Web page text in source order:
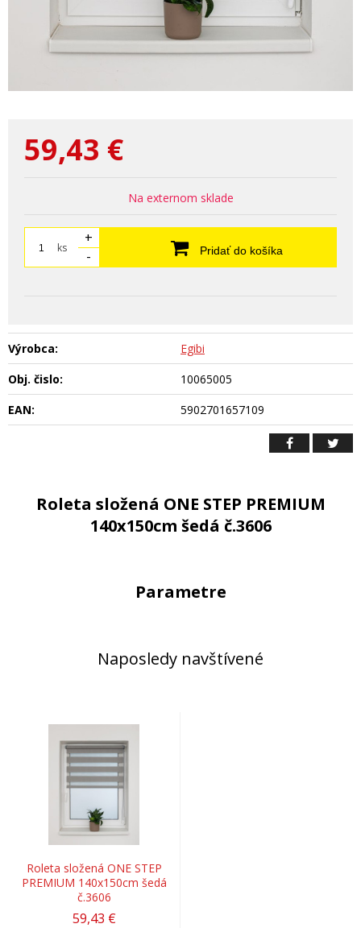
59,43 €
Na externom sklade
ks
+
-
Pridať do košíka
Výrobca:
Egibi
Obj. čislo:
10065005
EAN:
5902701657109
Roleta složená ONE STEP PREMIUM
140x150cm šedá č.3606
Parametre
Naposledy navštívené
Roleta složená ONE STEP
PREMIUM 140x150cm šedá
č.3606
59,43 €